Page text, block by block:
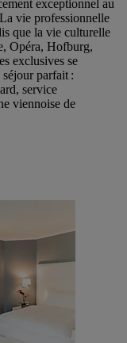
exceptionnel au
vie professionnelle
que la vie culturelle
Opéra, Hofburg,
exclusives se
parfait :
service
viennoise de